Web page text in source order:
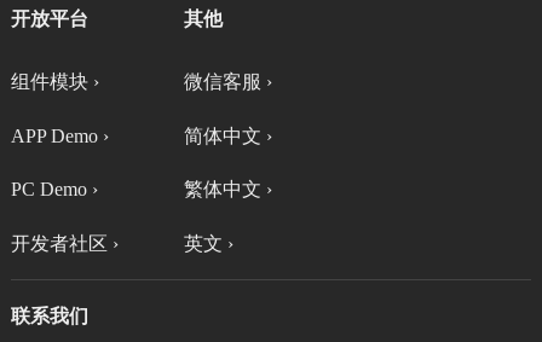
开放平台
组件模块 ›
APP Demo ›
PC Demo ›
开发者社区 ›
其他
微信客服 ›
简体中文 ›
繁体中文 ›
英文 ›
联系我们